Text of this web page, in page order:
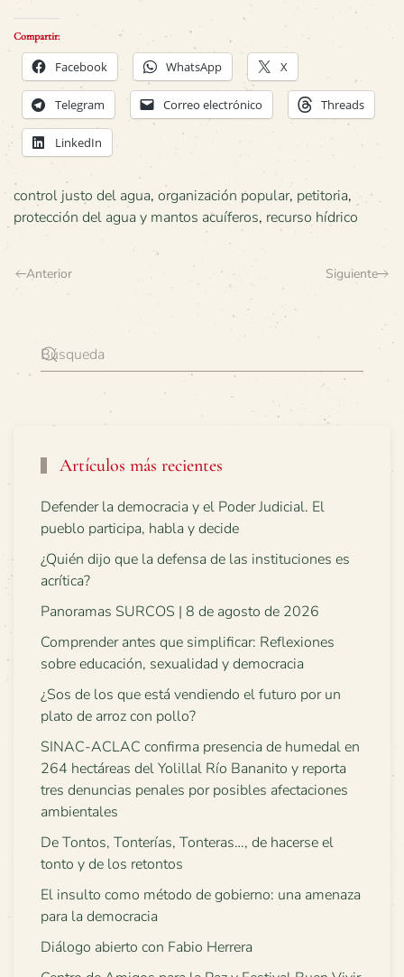
Compartir:
Facebook WhatsApp X
Telegram Correo electrónico Threads
LinkedIn
control justo del agua, organización popular, petitoria,
protección del agua y mantos acuíferos, recurso hídrico
Anterior Siguiente
Artículos más recientes
Defender la democracia y el Poder Judicial. El
pueblo participa, habla y decide
¿Quién dijo que la defensa de las instituciones es
acrítica?
Panoramas SURCOS | 8 de agosto de 2026
Comprender antes que simplificar: Reflexiones
sobre educación, sexualidad y democracia
¿Sos de los que está vendiendo el futuro por un
plato de arroz con pollo?
SINAC-ACLAC confirma presencia de humedal en
264 hectáreas del Yolillal Río Bananito y reporta
tres denuncias penales por posibles afectaciones
ambientales
De Tontos, Tonterías, Tonteras…, de hacerse el
tonto y de los retontos
El insulto como método de gobierno: una amenaza
para la democracia
Diálogo abierto con Fabio Herrera